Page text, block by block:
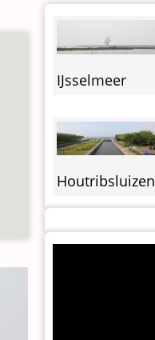
IJsselmeer
Houtribsluizen